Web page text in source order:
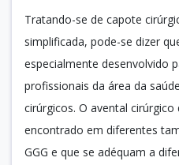
Tratando-se de capote
simplificada, pode-se dizer
especialmente desenvolvido
profissionais da área da
cirúrgicos. O avental
encontrado em diferentes
GGG e que se adéquam a